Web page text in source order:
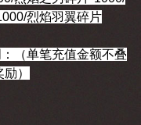
烈焰羽翼碎片
金额不叠
）